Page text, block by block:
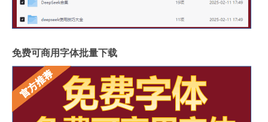
免费可商用字体批量下载